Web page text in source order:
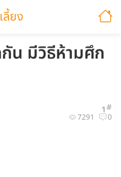
ลี้ยง
น มีวิธีห้ามศึก
1#
7291 0